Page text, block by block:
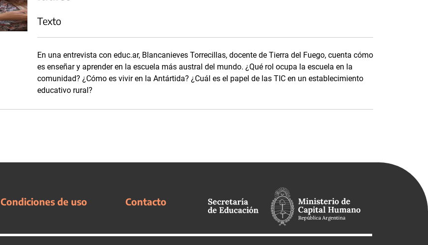
Texto
En una entrevista con educ.ar, Blancanieves Torrecillas, docente de Tierra del Fuego, cuenta cómo
es enseñar y aprender en la escuela más austral del mundo. ¿Qué rol ocupa la escuela en la
comunidad? ¿Cómo es vivir en la Antártida? ¿Cuál es el papel de las TIC en un establecimiento
educativo rural?
Condiciones de uso Contacto